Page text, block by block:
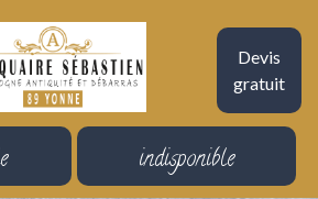
Devis
gratuit
indisponible